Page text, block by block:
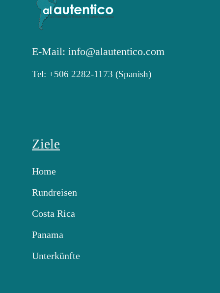
E-Mail: info@alautentico.com
Tel: +506 2282-1173 (Spanish)
Ziele
Home
Rundreisen
Costa Rica
Panama
Unterkünfte